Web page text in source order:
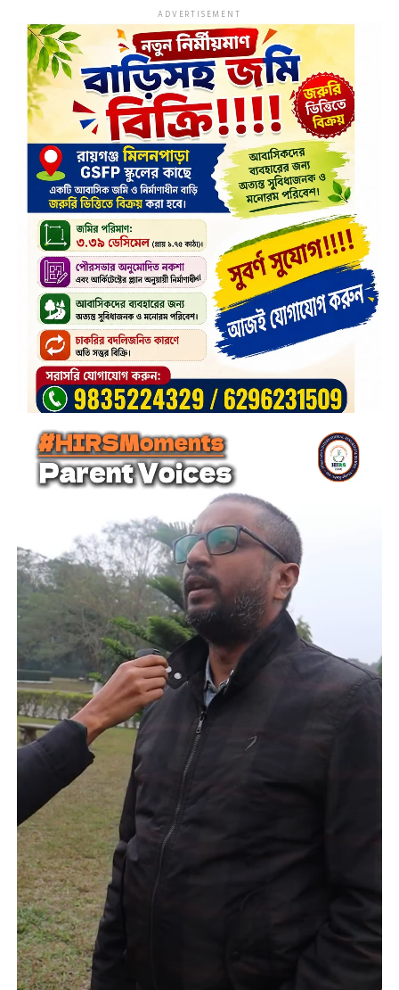
ADVERTISEMENT